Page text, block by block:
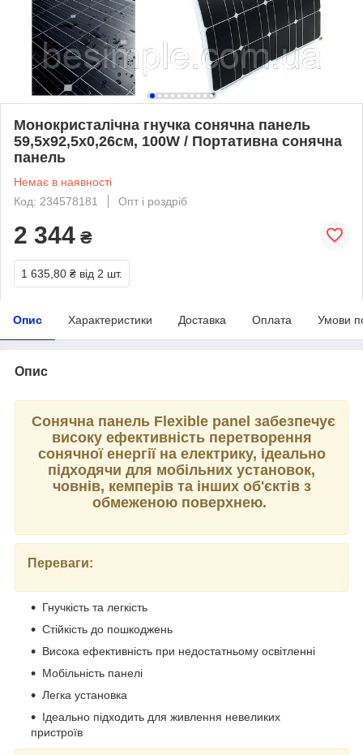
Монокристалічна гнучка сонячна панель
59,5x92,5x0,26см, 100W / Портативна сонячна
панель
Немає в наявності
Код: 234578181
Опт і роздріб
2 344 ₴
1 635,80 ₴ від 2 шт.
Опис Характеристики Доставка Оплата Умови
Опис
Сонячна панель Flexible panel забезпечує
високу ефективність перетворення
сонячної енергії на електрику, ідеально
підходячи для мобільних установок,
човнів, кемперів та інших об'єктів з
обмеженою поверхнею.
Переваги:
Гнучкість та легкість
Стійкість до пошкоджень
Висока ефективність при недостатньому освітленні
Мобільність панелі
Легка установка
Ідеально підходить для живлення невеликих
пристроїв